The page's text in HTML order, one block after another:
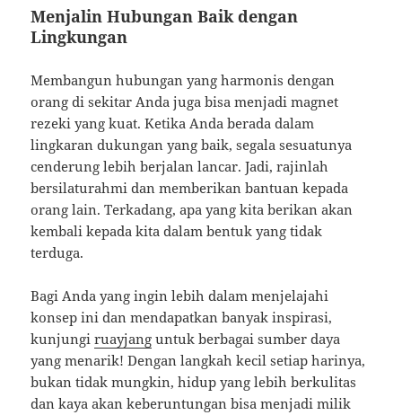
Menjalin Hubungan Baik dengan
Lingkungan
Membangun hubungan yang harmonis dengan
orang di sekitar Anda juga bisa menjadi magnet
rezeki yang kuat. Ketika Anda berada dalam
lingkaran dukungan yang baik, segala sesuatunya
cenderung lebih berjalan lancar. Jadi, rajinlah
bersilaturahmi dan memberikan bantuan kepada
orang lain. Terkadang, apa yang kita berikan akan
kembali kepada kita dalam bentuk yang tidak
terduga.
Bagi Anda yang ingin lebih dalam menjelajahi
konsep ini dan mendapatkan banyak inspirasi,
kunjungiruayjang untuk berbagai sumber daya
yang menarik! Dengan langkah kecil setiap harinya,
bukan tidak mungkin, hidup yang lebih berkulitas
dan kaya akan keberuntungan bisa menjadi milik